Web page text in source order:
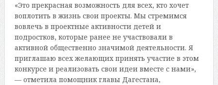
«Это прекрасная возможность для всех, кто хочет
воплотить в жизнь свои проекты. Мы стремимся
вовлечь в проектные активности детей и
подростков, которые ранее не участвовали в
активной общественно значимой деятельности. Я
приглашаю всех желающих принять участие в этом
конкурсе и реализовать свои идеи вместе с нами»,
— отметила помощник главы Дагестана,